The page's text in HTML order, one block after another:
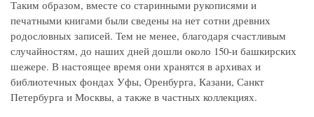
Таким образом, вместе со старинными рукописями и
печатными книгами были сведены на нет сотни древних
родословных записей. Тем не менее, благодаря счастливым
случайностям, до наших дней дошли около 150-и башкирских
шежере. В настоящее время они хранятся в архивах и
библиотечных фондах Уфы, Оренбурга, Казани, Санкт
Петербурга и Москвы, а также в частных коллекциях.